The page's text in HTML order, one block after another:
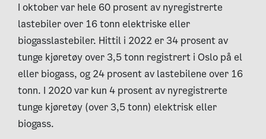
I oktober var hele 60 prosent av nyregistrerte
lastebiler over 16 tonn elektriske eller
biogasslastebiler. Hittil i 2022 er 34 prosent av
tunge kjøretøy over 3,5 tonn registrert i Oslo på el
eller biogass, og 24 prosent av lastebilene over 16
tonn. I 2020 var kun 4 prosent av nyregistrerte
tunge kjøretøy (over 3,5 tonn) elektrisk eller
biogass.